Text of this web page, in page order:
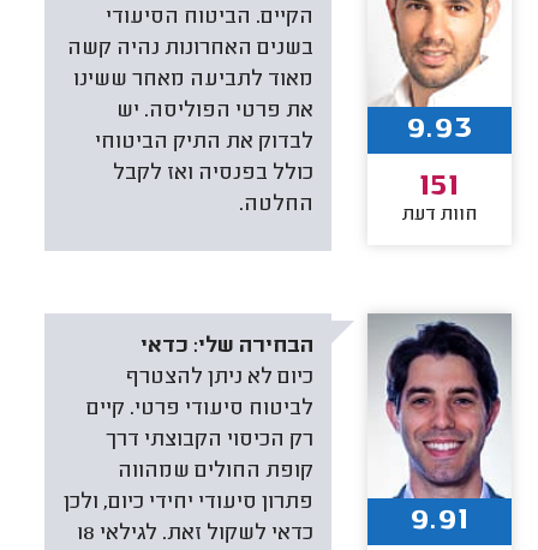
הקיים. הביטוח הסיעודי
בשנים האחרונות נהיה קשה
מאוד לתביעה מאחר ששינו
את פרטי הפוליסה. יש
לבדוק את התיק הביטוחי
כולל בפנסיה ואז לקבל
החלטה.
9.93
151
חוות דעת
הבחירה שלי: כדאי
כיום לא ניתן להצטרף
לביטוח סיעודי פרטי. קיים
רק הכיסוי הקבוצתי דרך
קופת החולים שמהווה
פתרון סיעודי יחידי כיום, ולכן
כדאי לשקול זאת. לגילאי 18
9.91